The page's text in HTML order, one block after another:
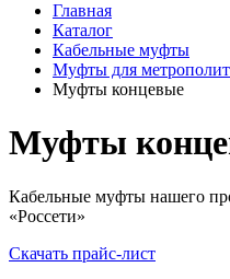
Главная
Каталог
Кабельные муфты
Муфты для
Муфты концевые
Муфты
Кабельные муфты нашего
«Россети»
Скачать прайс-лист